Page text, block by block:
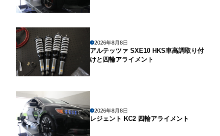
2026年8月8日
アルテッツァ SXE10 HKS車高調取り付
けと四輪アライメント
2026年8月8日
レジェント KC2 四輪アライメント